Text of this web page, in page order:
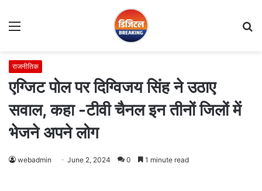
Menu
राजनीतिक
एग्जिट पोल पर दिग्विजय सिंह ने उठाए
सवाल, कहा -टीवी चैनल इन तीनों जिलों में
भेजने अपने लोग
webadmin June 2, 2024 0 1 minute read